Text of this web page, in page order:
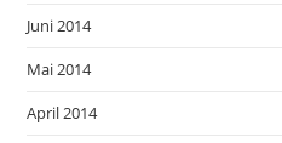
Juni 2014
Mai 2014
April 2014